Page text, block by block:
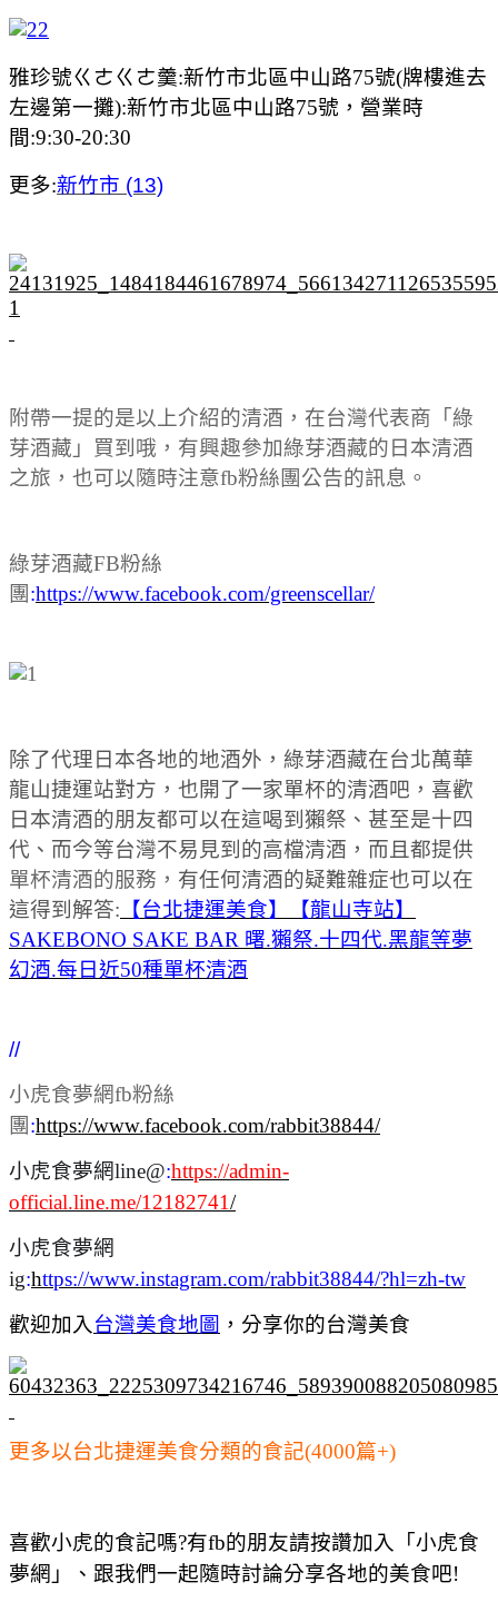
雅珍號ㄍㄜㄍㄜ羹:新竹市北區中山路75號(牌樓進去
左邊第一攤):新竹市北區中山路75號，營業時
間:9:30-20:30
更多:新竹市 (13)
附帶一提的是以上介紹的清酒，在台灣代表商「綠
芽酒藏」買到哦，有興趣參加綠芽酒藏的日本清酒
之旅，也可以隨時注意fb粉絲團公告的訊息。
綠芽酒藏FB粉絲
團 :https://www.facebook.com/greenscellar/
除了代理日本各地的地酒外，綠芽酒藏在台北萬華
龍山捷運站對方，也開了一家單杯的清酒吧，喜歡
日本清酒的朋友都可以在這喝到獺祭、甚至是十四
代、而今等台灣不易見到的高檔清酒，而且都提供
單杯清酒的服務， 有任何清酒的疑難雜症也可以在
這得到解答: 【台北捷運美食】【龍山寺站】
SAKEBONO SAKE BAR 曙.獺祭.十四代.黑龍等夢
幻酒.每日近50種單杯清酒
//
小虎食夢網fb粉絲
團 :https://www.facebook.com/rabbit38844/
小虎食夢網line@:https://admin-
official.line.me/12182741/
小虎食夢網
ig:https://www.instagram.com/rabbit38844/?hl=zh-tw
歡迎加入 台灣美食地圖 ， 分享你的台灣美食
更多以台北捷運美食分類的食記(4000篇+)
喜歡小虎的食記嗎?有fb的朋友請按讚加入「小虎食
夢網」、跟我們一起隨時討論分享各地的美食吧!